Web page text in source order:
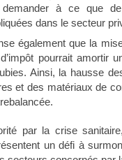
demander à ce que
dans le secteur
également que la
pourrait amortir
Ainsi, la hausse
et des matériaux de
par la crise
un défi à